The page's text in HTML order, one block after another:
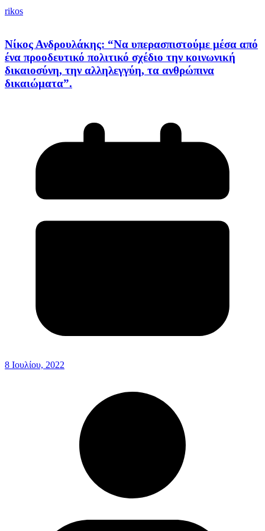
rikos
Νίκος Ανδρουλάκης: “Να υπερασπιστούμε μέσα από
ένα προοδευτικό πολιτικό σχέδιο την κοινωνική
δικαιοσύνη, την αλληλεγγύη, τα ανθρώπινα
δικαιώματα”.
8 Ιουλίου, 2022